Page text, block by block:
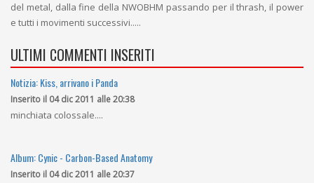
del metal, dalla fine della NWOBHM passando per il thrash, il power
e tutti i movimenti successivi.....
ULTIMI COMMENTI INSERITI
Notizia: Kiss, arrivano i Panda
Inserito il 04 dic 2011 alle 20:38
minchiata colossale....
Album: Cynic - Carbon-Based Anatomy
Inserito il 04 dic 2011 alle 20:37